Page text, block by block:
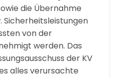
die Übernahme
Sicherheitsleistungen
von der
werden. Das
der KV
alles verursachte